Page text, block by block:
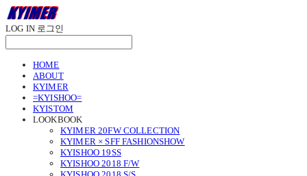
LOG IN 로그인
HOME
ABOUT
KYIMER
=KYISHOO=
KYISTOM
LOOKBOOK
KYIMER 20FW COLLECTION
KYIMER × SFF FASHIONSHOW
KYISHOO 19SS
KYISHOO 2018 F/W